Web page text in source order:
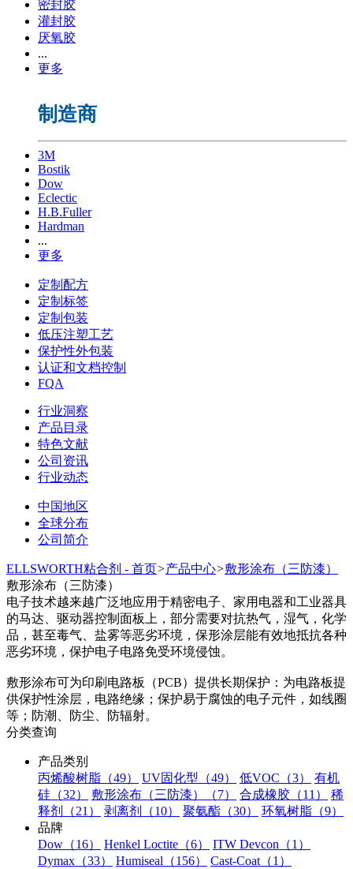
密封胶
灌封胶
厌氧胶
...
更多
制造商
3M
Bostik
Dow
Eclectic
H.B.Fuller
Hardman
...
更多
定制配方
定制标签
定制包装
低压注塑工艺
保护性外包装
认证和文档控制
FQA
行业洞察
产品目录
特色文献
公司资讯
行业动态
中国地区
全球分布
公司简介
ELLSWORTH粘合剂 - 首页>产品中心>敷形涂布（三防漆）
敷形涂布（三防漆）
电子技术越来越广泛地应用于精密电子、家用电器和工业器具
的马达、驱动器控制面板上，部分需要对抗热气，湿气，化学
品，甚至毒气、盐雾等恶劣环境，保形涂层能有效地抵抗各种
恶劣环境，保护电子电路免受环境侵蚀。
敷形涂布可为印刷电路板（PCB）提供长期保护：为电路板提
供保护性涂层，电路绝缘；保护易于腐蚀的电子元件，如线圈
等；防潮、防尘、防辐射。
分类查询
产品类别
丙烯酸树脂（49）
UV固化型（49） 低VOC（3）
有机
硅（32）
敷形涂布（三防漆）（7） 合成橡胶（11）
稀
释剂（21）
剥离剂（10） 聚氨酯（30）
环氧树脂（9）
品牌
Dow（16）
Henkel Loctite（6）
ITW Devcon（1）
Dymax（33）
Humiseal（156）
Cast-Coat（1）